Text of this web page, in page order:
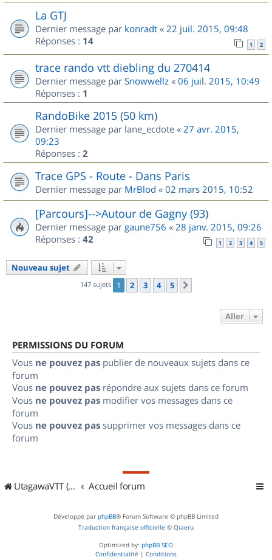
La GTJ
Dernier message par konradt « 22 juil. 2015, 09:48
Réponses : 14 1 2
trace rando vtt diebling du 270414
Dernier message par Snowwellz « 06 juil. 2015, 10:49
Réponses : 1
RandoBike 2015 (50 km)
Dernier message par lane_ecdote « 27 avr. 2015,
09:23
Réponses : 2
Trace GPS - Route - Dans Paris
Dernier message par MrBlod « 02 mars 2015, 10:52
[Parcours]-->Autour de Gagny (93)
Dernier message par gaune756 « 28 janv. 2015, 09:26
Réponses : 42 1 2 3 4 5
Nouveau sujet
147 sujets 1 2 3 4 5
Aller
PERMISSIONS DU FORUM
Vous ne pouvez pas publier de nouveaux sujets dans ce
forum
Vous ne pouvez pas répondre aux sujets dans ce forum
Vous ne pouvez pas modifier vos messages dans ce
forum
Vous ne pouvez pas supprimer vos messages dans ce
forum
UtagawaVTT (Randos VTT et VTTAE avec traces GPS) Accueil forum
Développé par phpBB® Forum Software © phpBB Limited
Traduction française officielle © Qiaeru
Optimized by: phpBB SEO
Confidentialité | Conditions